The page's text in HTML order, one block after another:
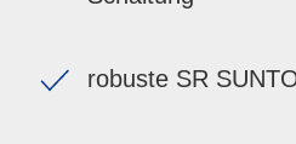
robuste SR